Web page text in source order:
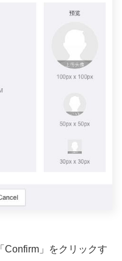
Confirm」をクリックす